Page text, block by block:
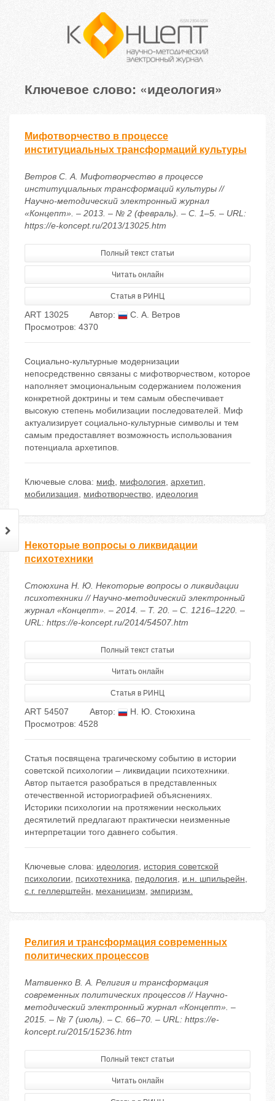
Ключевое слово: «идеология»
Мифотворчество в процессе
институциальных трансформаций культуры
Ветров С. А. Мифотворчество в процессе
институциальных трансформаций культуры //
Научно-методический электронный журнал
«Концепт». – 2013. – № 2 (февраль). – С. 1–5. – URL:
https://e-koncept.ru/2013/13025.htm
Полный текст статьи
Читать онлайн
Статья в РИНЦ
ART 13025 Автор:
С. А. Ветров
Просмотров: 4370
Социально-культурные модернизации
непосредственно связаны с мифотворчеством, которое
наполняет эмоциональным содержанием положения
конкретной доктрины и тем самым обеспечивает
высокую степень мобилизации последователей. Миф
актуализирует социально-культурные символы и тем
самым предоставляет возможность использования
потенциала архетипов.
Ключевые слова: миф, мифология, архетип,
мобилизация, мифотворчество, идеология
Некоторые вопросы о ликвидации
психотехники
Стоюхина Н. Ю. Некоторые вопросы о ликвидации
психотехники // Научно-методический электронный
журнал «Концепт». – 2014. – Т. 20. – С. 1216–1220. –
URL: https://e-koncept.ru/2014/54507.htm
Полный текст статьи
Читать онлайн
Статья в РИНЦ
ART 54507 Автор:
Н. Ю. Стоюхина
Просмотров: 4528
Статья посвящена трагическому событию в истории
советской психологии – ликвидации психотехники.
Автор пытается разобраться в представленных
отечественной историографией объяснениях.
Историки психологии на протяжении нескольких
десятилетий предлагают практически неизменные
интерпретации того давнего события.
Ключевые слова: идеология, история советской
психологии, психотехника, педология, и.н. шпильрейн,
с.г. геллерштейн, механицизм, эмпиризм.
Религия и трансформация современных
политических процессов
Матвиенко В. А. Религия и трансформация
современных политических процессов // Научно-
методический электронный журнал «Концепт». –
2015. – № 7 (июль). – С. 66–70. – URL: https://e-
koncept.ru/2015/15236.htm
Полный текст статьи
Читать онлайн